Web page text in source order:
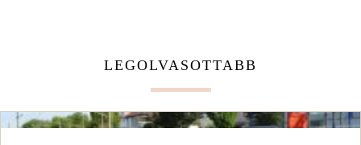
LEGOLVASOTTABB